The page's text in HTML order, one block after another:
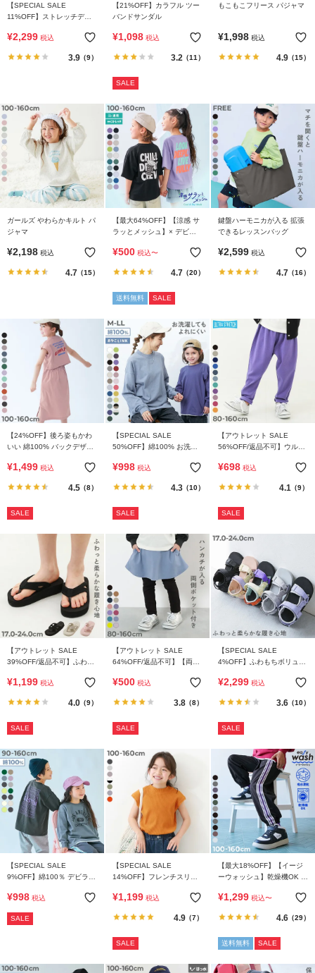
【SPECIAL SALE
11%OFF】ストレッチデニ
¥2,299 税込
3.9（9）
【21%OFF】カラフル ツー
バンドサンダル
¥1,098 税込
3.2（11）
SALE
もこもこフリース パジャマ
¥1,998 税込
4.9（15）
ガールズ やわらかキルト パ
ジャマ
¥2,198 税込
4.7（15）
【最大64%OFF】【涼感 サ
ラッとメッシュ】× デビラ
¥500 税込〜
4.7（20）
送料無料 SALE
鍵盤ハーモニカが入る 拡張
できるレッスンバッグ
¥2,599 税込
4.7（16）
【24%OFF】後ろ姿もかわ
いい 綿100% バックデザイ
¥1,499 税込
4.5（8）
SALE
【SPECIAL SALE
50%OFF】綿100% お洗濯
ルエット 袖リブ 大人 長袖T
¥998 税込
4.3（10）
SALE
【アウトレット SALE
56%OFF/返品不可】ウルト
ツ(やわらかタッチ)
¥698 税込
4.1 （9）
SALE
【アウトレット SALE
39%OFF/返品不可】ふわも
サンダル
¥1,199 税込
4.0（9）
SALE
【アウトレット SALE
64%OFF/返品不可】【両側
コットン 10分丈 無地スカッ
¥500 税込
3.8（8）
SALE
【SPECIAL SALE
4%OFF】ふわもちボリュー
¥2,299 税込
3.6（10）
SALE
【SPECIAL SALE
9%OFF】綿100％ デビラボ
リブ 長袖Tシャツ
¥998 税込
SALE
【SPECIAL SALE
14%OFF】フレンチスリー
¥1,199 税込
4.9（7）
SALE
【最大18%OFF】【イージ
ーウォッシュ】乾燥機OK え
ンツ
¥1,299 税込〜
4.6（29）
送料無料 SALE